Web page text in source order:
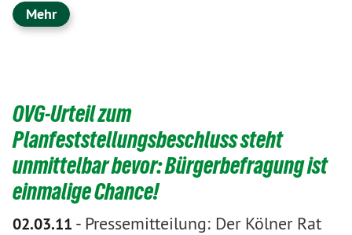
Mehr
OVG-Urteil zum
Planfeststellungsbeschluss steht
unmittelbar bevor: Bürgerbefragung ist
einmalige Chance!
02.03.11 - Pressemitteilung: Der Kölner Rat